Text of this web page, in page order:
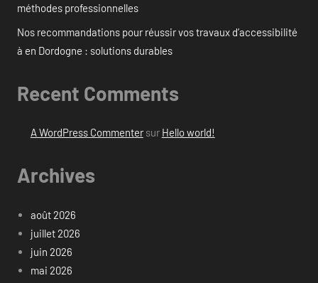
méthodes professionnelles
Nos recommandations pour réussir vos travaux d’accessibilité
à en Dordogne : solutions durables
Recent Comments
A WordPress Commentersur Hello world!
Archives
août 2026
juillet 2026
juin 2026
mai 2026